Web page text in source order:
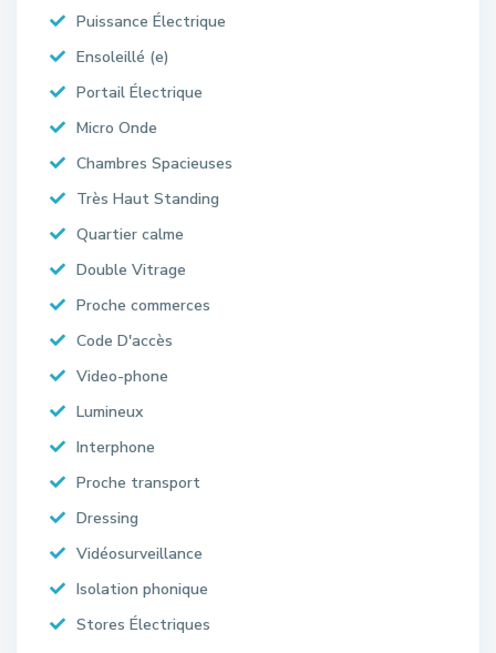
Puissance Électrique
Ensoleillé (e)
Portail Électrique
Micro Onde
Chambres Spacieuses
Très Haut Standing
Quartier calme
Double Vitrage
Proche commerces
Code D'accès
Video-phone
Lumineux
Interphone
Proche transport
Dressing
Vidéosurveillance
Isolation phonique
Stores Électriques